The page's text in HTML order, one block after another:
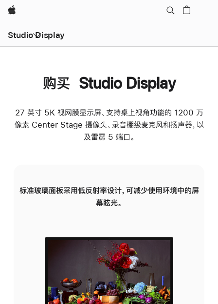
Apple
Studio Display
购买 Studio Display
27 英寸 5K 视网膜显示屏、支持桌上视角功能的 1200 万
像素 Center Stage 摄像头、录音棚级麦克风和扬声器，以
及雷雳 5 端口。
标准玻璃面板采用低反射率设计，可减少使用环境中的屏
幕眩光。